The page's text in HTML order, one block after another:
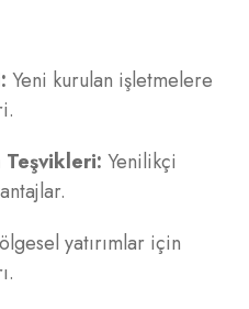
Yeni kurulan işletmelere
Teşvikleri: Yenilikçi
yatırımlar için